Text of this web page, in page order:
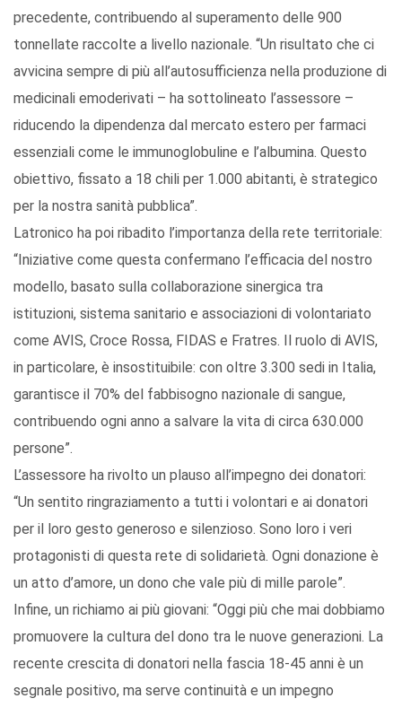
precedente, contribuendo al superamento delle 900
tonnellate raccolte a livello nazionale. “Un risultato che ci
avvicina sempre di più all’autosufficienza nella produzione di
medicinali emoderivati – ha sottolineato l’assessore –
riducendo la dipendenza dal mercato estero per farmaci
essenziali come le immunoglobuline e l’albumina. Questo
obiettivo, fissato a 18 chili per 1.000 abitanti, è strategico
per la nostra sanità pubblica”.
Latronico ha poi ribadito l’importanza della rete territoriale:
“Iniziative come questa confermano l’efficacia del nostro
modello, basato sulla collaborazione sinergica tra
istituzioni, sistema sanitario e associazioni di volontariato
come AVIS, Croce Rossa, FIDAS e Fratres. Il ruolo di AVIS,
in particolare, è insostituibile: con oltre 3.300 sedi in Italia,
garantisce il 70% del fabbisogno nazionale di sangue,
contribuendo ogni anno a salvare la vita di circa 630.000
persone”.
L’assessore ha rivolto un plauso all’impegno dei donatori:
“Un sentito ringraziamento a tutti i volontari e ai donatori
per il loro gesto generoso e silenzioso. Sono loro i veri
protagonisti di questa rete di solidarietà. Ogni donazione è
un atto d’amore, un dono che vale più di mille parole”.
Infine, un richiamo ai più giovani: “Oggi più che mai dobbiamo
promuovere la cultura del dono tra le nuove generazioni. La
recente crescita di donatori nella fascia 18-45 anni è un
segnale positivo, ma serve continuità e un impegno